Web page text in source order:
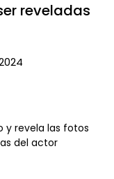
reveladas
y revela las fotos
del actor